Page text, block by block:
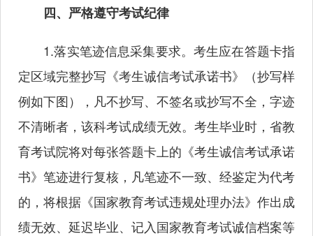
四、严格遵守考试纪律
1.落实笔迹信息采集要求。考生应在答题卡指
定区域完整抄写《考生诚信考试承诺书》（抄写样
例如下图），凡不抄写、不签名或抄写不全，字迹
不清晰者，该科考试成绩无效。考生毕业时，省教
育考试院将对每张答题卡上的《考生诚信考试承诺
书》笔迹进行复核，凡笔迹不一致、经鉴定为代考
的，将根据《国家教育考试违规处理办法》作出成
绩无效、延迟毕业、记入国家教育考试诚信档案等